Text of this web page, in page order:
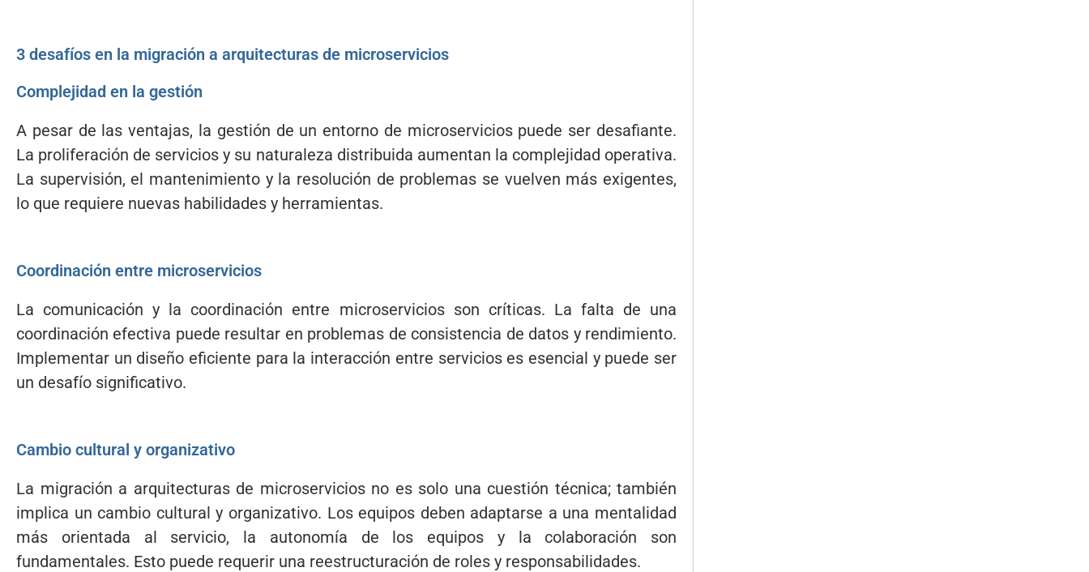
3 desafíos en la migración a arquitecturas de microservicios
Complejidad en la gestión
A pesar de las ventajas, la gestión de un entorno de microservicios puede ser desafiante.
La proliferación de servicios y su naturaleza distribuida aumentan la complejidad operativa.
La supervisión, el mantenimiento y la resolución de problemas se vuelven más exigentes,
lo que requiere nuevas habilidades y herramientas.
Coordinación entre microservicios
La comunicación y la coordinación entre microservicios son críticas. La falta de una
coordinación efectiva puede resultar en problemas de consistencia de datos y rendimiento.
Implementar un diseño eficiente para la interacción entre servicios es esencial y puede ser
un desafío significativo.
Cambio cultural y organizativo
La migración a arquitecturas de microservicios no es solo una cuestión técnica; también
implica un cambio cultural y organizativo. Los equipos deben adaptarse a una mentalidad
más orientada al servicio, la autonomía de los equipos y la colaboración son
fundamentales. Esto puede requerir una reestructuración de roles y responsabilidades.